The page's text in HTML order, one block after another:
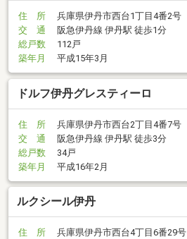
住 所
兵庫県伊丹市西台1丁目4番2号
交 通
阪急伊丹線 伊丹駅 徒歩1分
総戸数
112戸
築年月
平成15年3月
ドルフ伊丹グレスティーロ
住 所
兵庫県伊丹市西台2丁目4番7号
交 通
阪急伊丹線 伊丹駅 徒歩3分
総戸数
34戸
築年月
平成16年2月
ルクシール伊丹
住 所
兵庫県伊丹市西台4丁目6番29号